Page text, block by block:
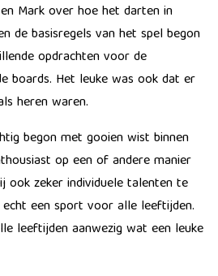
Mark over hoe het darten in
de basisregels van het spel begon
opdrachten voor de
boards. Het leuke was ook dat er
heren waren.
begon met gooien wist binnen
op een of andere manier
ook zeker individuele talenten te
een sport voor alle leeftijden.
leeftijden aanwezig wat een leuke